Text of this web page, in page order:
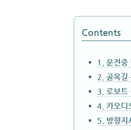
Contents
1. 운전중
2. 골목길
3. 로보트
4. 카오디
5. 방향지